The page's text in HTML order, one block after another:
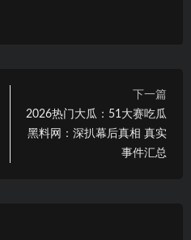
下一篇
2026热门大瓜：51大赛吃瓜
黑料网：深扒幕后真相 真实
事件汇总